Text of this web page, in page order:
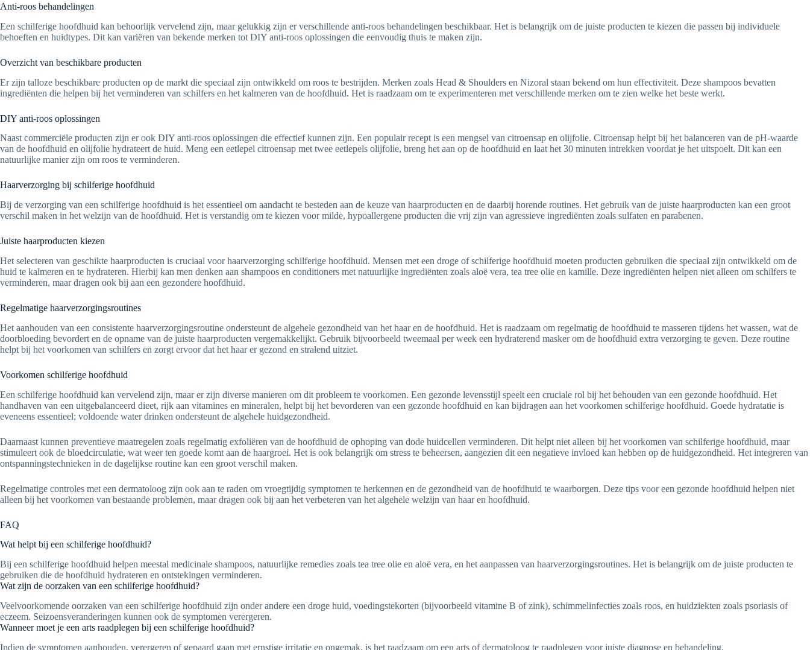
Anti-roos behandelingen
Een schilferige hoofdhuid kan behoorlijk vervelend zijn, maar gelukkig zijn er verschillende anti-roos behandelingen beschikbaar. Het is belangrijk om de juiste producten te kiezen die passen bij individuele
behoeften en huidtypes. Dit kan variëren van bekende merken tot DIY anti-roos oplossingen die eenvoudig thuis te maken zijn.
Overzicht van beschikbare producten
Er zijn talloze beschikbare producten op de markt die speciaal zijn ontwikkeld om roos te bestrijden. Merken zoals Head & Shoulders en Nizoral staan bekend om hun effectiviteit. Deze shampoos bevatten
ingrediënten die helpen bij het verminderen van schilfers en het kalmeren van de hoofdhuid. Het is raadzaam om te experimenteren met verschillende merken om te zien welke het beste werkt.
DIY anti-roos oplossingen
Naast commerciële producten zijn er ook DIY anti-roos oplossingen die effectief kunnen zijn. Een populair recept is een mengsel van citroensap en olijfolie. Citroensap helpt bij het balanceren van de pH-waarde
van de hoofdhuid en olijfolie hydrateert de huid. Meng een eetlepel citroensap met twee eetlepels olijfolie, breng het aan op de hoofdhuid en laat het 30 minuten intrekken voordat je het uitspoelt. Dit kan een
natuurlijke manier zijn om roos te verminderen.
Haarverzorging bij schilferige hoofdhuid
Bij de verzorging van een schilferige hoofdhuid is het essentieel om aandacht te besteden aan de keuze van haarproducten en de daarbij horende routines. Het gebruik van de juiste haarproducten kan een groot
verschil maken in het welzijn van de hoofdhuid. Het is verstandig om te kiezen voor milde, hypoallergene producten die vrij zijn van agressieve ingrediënten zoals sulfaten en parabenen.
Juiste haarproducten kiezen
Het selecteren van geschikte haarproducten is cruciaal voor haarverzorging schilferige hoofdhuid. Mensen met een droge of schilferige hoofdhuid moeten producten gebruiken die speciaal zijn ontwikkeld om de
huid te kalmeren en te hydrateren. Hierbij kan men denken aan shampoos en conditioners met natuurlijke ingrediënten zoals aloë vera, tea tree olie en kamille. Deze ingrediënten helpen niet alleen om schilfers te
verminderen, maar dragen ook bij aan een gezondere hoofdhuid.
Regelmatige haarverzorgingsroutines
Het aanhouden van een consistente haarverzorgingsroutine ondersteunt de algehele gezondheid van het haar en de hoofdhuid. Het is raadzaam om regelmatig de hoofdhuid te masseren tijdens het wassen, wat de
doorbloeding bevordert en de opname van de juiste haarproducten vergemakkelijkt. Gebruik bijvoorbeeld tweemaal per week een hydraterend masker om de hoofdhuid extra verzorging te geven. Deze routine
helpt bij het voorkomen van schilfers en zorgt ervoor dat het haar er gezond en stralend uitziet.
Voorkomen schilferige hoofdhuid
Een schilferige hoofdhuid kan vervelend zijn, maar er zijn diverse manieren om dit probleem te voorkomen. Een gezonde levensstijl speelt een cruciale rol bij het behouden van een gezonde hoofdhuid. Het
handhaven van een uitgebalanceerd dieet, rijk aan vitamines en mineralen, helpt bij het bevorderen van een gezonde hoofdhuid en kan bijdragen aan het voorkomen schilferige hoofdhuid. Goede hydratatie is
eveneens essentieel; voldoende water drinken ondersteunt de algehele huidgezondheid.
Daarnaast kunnen preventieve maatregelen zoals regelmatig exfoliëren van de hoofdhuid de ophoping van dode huidcellen verminderen. Dit helpt niet alleen bij het voorkomen van schilferige hoofdhuid, maar
stimuleert ook de bloedcirculatie, wat weer ten goede komt aan de haargroei. Het is ook belangrijk om stress te beheersen, aangezien dit een negatieve invloed kan hebben op de huidgezondheid. Het integreren van
ontspanningstechnieken in de dagelijkse routine kan een groot verschil maken.
Regelmatige controles met een dermatoloog zijn ook aan te raden om vroegtijdig symptomen te herkennen en de gezondheid van de hoofdhuid te waarborgen. Deze tips voor een gezonde hoofdhuid helpen niet
alleen bij het voorkomen van bestaande problemen, maar dragen ook bij aan het verbeteren van het algehele welzijn van haar en hoofdhuid.
FAQ
Wat helpt bij een schilferige hoofdhuid?
Bij een schilferige hoofdhuid helpen meestal medicinale shampoos, natuurlijke remedies zoals tea tree olie en aloë vera, en het aanpassen van haarverzorgingsroutines. Het is belangrijk om de juiste producten te
gebruiken die de hoofdhuid hydrateren en ontstekingen verminderen.
Wat zijn de oorzaken van een schilferige hoofdhuid?
Veelvoorkomende oorzaken van een schilferige hoofdhuid zijn onder andere een droge huid, voedingstekorten (bijvoorbeeld vitamine B of zink), schimmelinfecties zoals roos, en huidziekten zoals psoriasis of
eczeem. Seizoensveranderingen kunnen ook de symptomen verergeren.
Wanneer moet je een arts raadplegen bij een schilferige hoofdhuid?
Indien de symptomen aanhouden, verergeren of gepaard gaan met ernstige irritatie en ongemak, is het raadzaam om een arts of dermatoloog te raadplegen voor juiste diagnose en behandeling.